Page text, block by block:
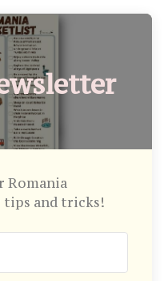
Romania
tips and tricks!